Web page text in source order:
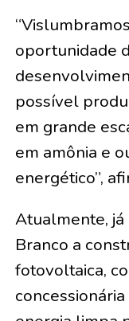
oportunidade
possível
em grande
em amônia e
energético”,
Atualmente, já
Branco a
fotovoltaica,